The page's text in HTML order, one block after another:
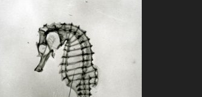
François Lévy-Kuentz et Brigitte Berg
Durée :52 min
Genre :Documentaire
Pays :France
Année :2005